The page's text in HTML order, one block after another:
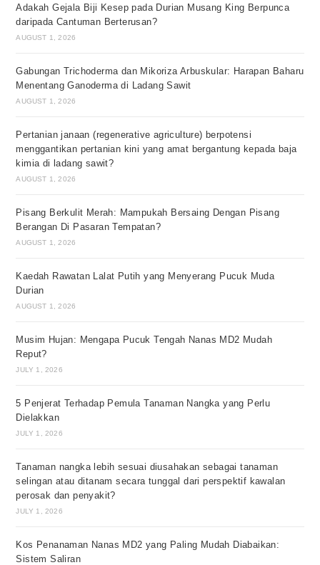
Adakah Gejala Biji Kesep pada Durian Musang King Berpunca
daripada Cantuman Berterusan?
AUGUST 1, 2026
Gabungan Trichoderma dan Mikoriza Arbuskular: Harapan Baharu
Menentang Ganoderma di Ladang Sawit
AUGUST 1, 2026
Pertanian janaan (regenerative agriculture) berpotensi
menggantikan pertanian kini yang amat bergantung kepada baja
kimia di ladang sawit?
AUGUST 1, 2026
Pisang Berkulit Merah: Mampukah Bersaing Dengan Pisang
Berangan Di Pasaran Tempatan?
AUGUST 1, 2026
Kaedah Rawatan Lalat Putih yang Menyerang Pucuk Muda
Durian
AUGUST 1, 2026
Musim Hujan: Mengapa Pucuk Tengah Nanas MD2 Mudah
Reput?
JULY 1, 2026
5 Penjerat Terhadap Pemula Tanaman Nangka yang Perlu
Dielakkan
JULY 1, 2026
Tanaman nangka lebih sesuai diusahakan sebagai tanaman
selingan atau ditanam secara tunggal dari perspektif kawalan
perosak dan penyakit?
JULY 1, 2026
Kos Penanaman Nanas MD2 yang Paling Mudah Diabaikan:
Sistem Saliran